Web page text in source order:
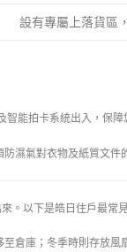
設有專屬上落貨區
智能拍卡系統出入，保障
濕氣對衣物及紙質文件
。以下是皓日住戶最常
倉庫；冬季時則存放風